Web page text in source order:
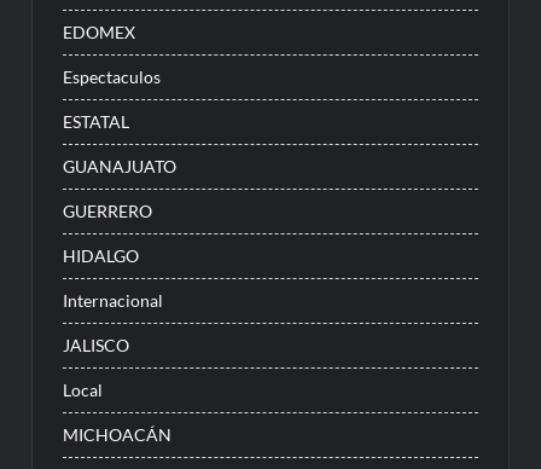
EDOMEX
Espectaculos
ESTATAL
GUANAJUATO
GUERRERO
HIDALGO
Internacional
JALISCO
Local
MICHOACÁN